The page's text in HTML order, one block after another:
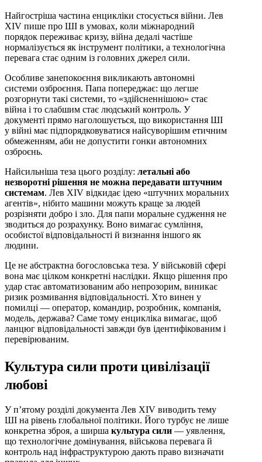
Найгостріша частина енцикліки стосується війни. Лев
XIV пише про ШІ в умовах, коли міжнародний
порядок переживає кризу, війна дедалі частіше
нормалізується як інструмент політики, а технологічна
перевага стає одним із головних джерел сили.
Особливе занепокоєння викликають автономні
системи озброєння. Папа попереджає: що легше
розгорнути такі системи, то «здійсненнішою» стає
війна і то слабшим стає людський контроль. У
документі прямо наголошується, що використання ШІ
у війні має підпорядковуватися найсуворішим етичним
обмеженням, аби не допустити гонки автономних
озброєнь.
Найсильніша теза цього розділу: летальні або
незворотні рішення не можна передавати штучним
системам. Лев XIV відкидає ідею «штучних моральних
агентів», нібито машини можуть краще за людей
розрізняти добро і зло. Для папи моральне судження не
зводиться до розрахунку. Воно вимагає сумління,
особистої відповідальності й визнання іншого як
людини.
Це не абстрактна богословська теза. У військовій сфері
вона має цілком конкретні наслідки. Якщо рішення про
удар стає автоматизованим або непрозорим, виникає
ризик розмивання відповідальності. Хто винен у
помилці — оператор, командир, розробник, компанія,
модель, держава? Саме тому енцикліка вимагає, щоб
ланцюг відповідальності завжди був ідентифікованим і
перевірюваним.
Культура сили проти цивілізації
любові
У п’ятому розділі документа Лев XIV виводить тему
ШІ на рівень глобальної політики. Його турбує не лише
конкретна зброя, а ширша культура сили — уявлення,
що технологічне домінування, військова перевага й
контроль над інфраструктурою дають право визначати